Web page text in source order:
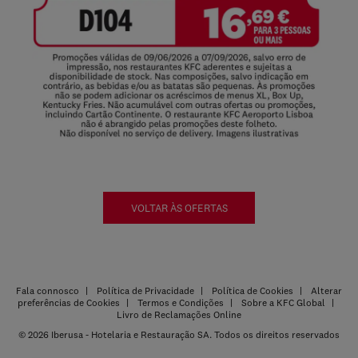
VOLTAR ÀS OFERTAS
Fala connosco Política de Privacidade Política de Cookies
Alterar
preferências de Cookies
Termos e Condições
Sobre a KFC Global
Livro de Reclamações Online
© 2026 Iberusa - Hotelaria e Restauração SA. Todos os direitos reservados